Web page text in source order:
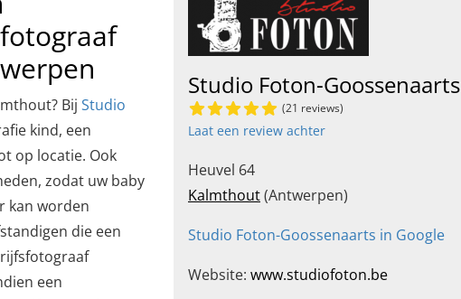
Bij Studio
kind, een
op locatie. Ook
zodat uw baby
kan worden
die een
een
Studio Foton-Goossenaarts
(21 reviews)
Laat een review achter
Heuvel 64
Kalmthout(Antwerpen)
Studio Foton-Goossenaarts in Google
Website: www.studiofoton.be